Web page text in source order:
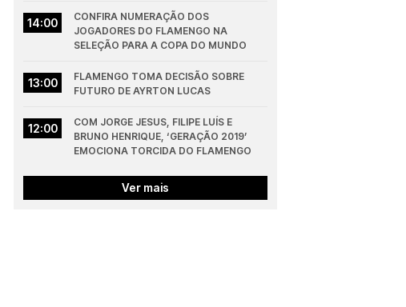
14:00
CONFIRA NUMERAÇÃO DOS
JOGADORES DO FLAMENGO NA
SELEÇÃO PARA A COPA DO MUNDO
13:00
FLAMENGO TOMA DECISÃO SOBRE
FUTURO DE AYRTON LUCAS
12:00
COM JORGE JESUS, FILIPE LUÍS E
BRUNO HENRIQUE, ‘GERAÇÃO 2019’
EMOCIONA TORCIDA DO FLAMENGO
Ver mais